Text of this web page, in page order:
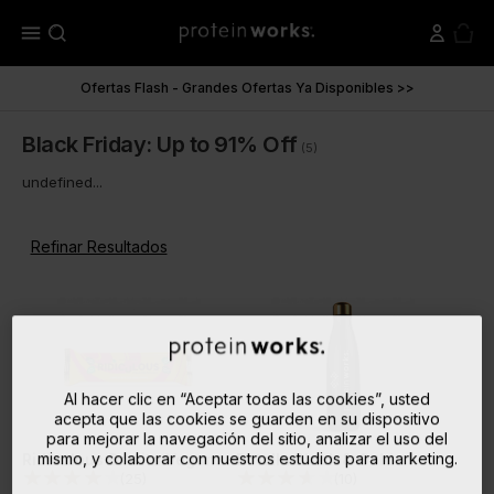
menu
Ofertas Flash - Grandes Ofertas Ya Disponibles >>
Black Friday: Up to 91% Off (5)
undefined...
Refinar Resultados
Ridiculous Barrita Vegana Proteica (Muestra) Botella Black & Gold
Al hacer clic en “Aceptar todas las cookies”, usted
acepta que las cookies se guarden en su dispositivo
para mejorar la navegación del sitio, analizar el uso del
mismo, y colaborar con nuestros estudios para marketing.